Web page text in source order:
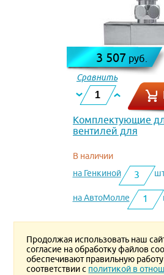
3 507 руб.
Сравнить
Комплектующие
вентилей для
3/4 VR2034B
В наличии
на Генкиной
3
на АвтоМолле 1
Продолжая использовать наш
согласие на обработку файлов
обеспечивают правильную работу
соответствии с политикой в